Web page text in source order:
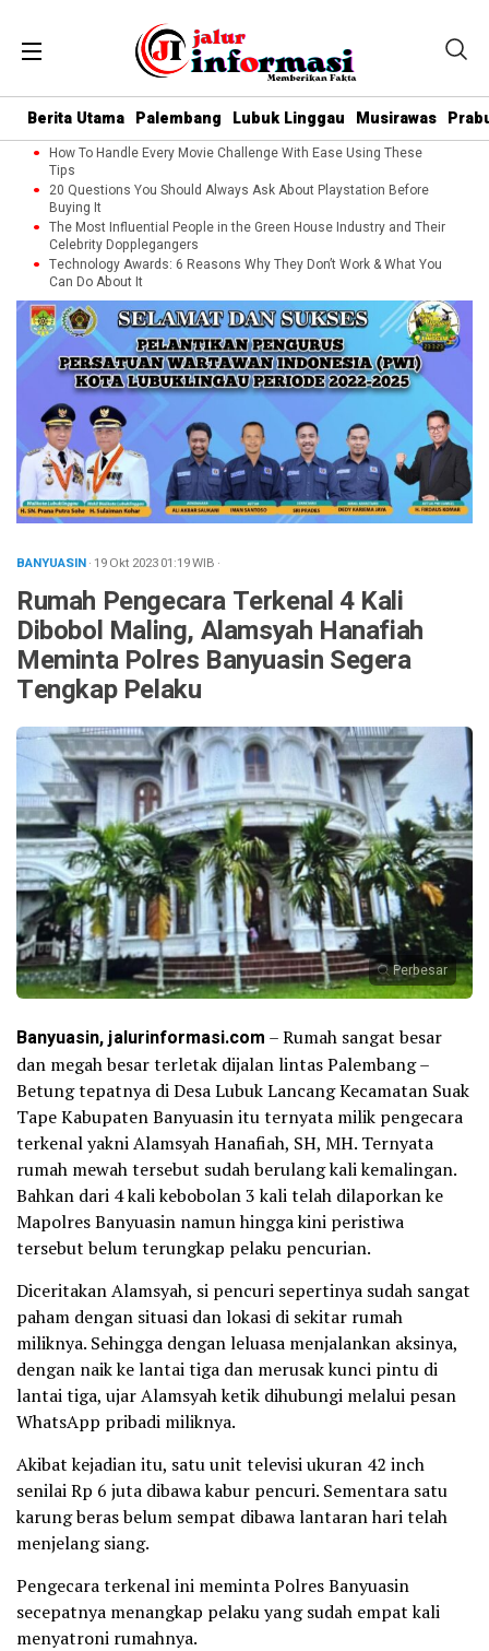
Berita Utama Palembang Lubuk Linggau Musirawas
How To Handle Every Movie Challenge With Ease Using These
Tips
20 Questions You Should Always Ask About Playstation Before
Buying It
The Most Influential People in the Green House Industry and Their
Celebrity Dopplegangers
Technology Awards: 6 Reasons Why They Don’t Work & What You
Can Do About It
BANYUASIN· 19 Okt 202301:19WIB ·
Rumah Pengecara Terkenal 4 Kali
Dibobol Maling, Alamsyah Hanafiah
Meminta Polres Banyuasin Segera
Tengkap Pelaku
Perbesar
Banyuasin, jalurinformasi.com – Rumah sangat besar
dan megah besar terletak dijalan lintas Palembang –
Betung tepatnya di Desa Lubuk Lancang Kecamatan Suak
Tape Kabupaten Banyuasin itu ternyata milik pengecara
terkenal yakni Alamsyah Hanafiah, SH, MH. Ternyata
rumah mewah tersebut sudah berulang kali kemalingan.
Bahkan dari 4 kali kebobolan 3 kali telah dilaporkan ke
Mapolres Banyuasin namun hingga kini peristiwa
tersebut belum terungkap pelaku pencurian.
Diceritakan Alamsyah, si pencuri sepertinya sudah sangat
paham dengan situasi dan lokasi di sekitar rumah
miliknya. Sehingga dengan leluasa menjalankan aksinya,
dengan naik ke lantai tiga dan merusak kunci pintu di
lantai tiga, ujar Alamsyah ketik dihubungi melalui pesan
WhatsApp pribadi miliknya.
Akibat kejadian itu, satu unit televisi ukuran 42 inch
senilai Rp 6 juta dibawa kabur pencuri. Sementara satu
karung beras belum sempat dibawa lantaran hari telah
menjelang siang.
Pengecara terkenal ini meminta Polres Banyuasin
secepatnya menangkap pelaku yang sudah empat kali
menyatroni rumahnya.